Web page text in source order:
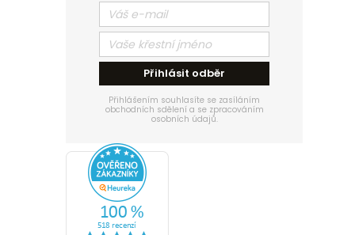
Přihlásit odběr
Přihlášením souhlasíte se zasíláním
obchodních sdělení a se zpracováním
osobních údajů.